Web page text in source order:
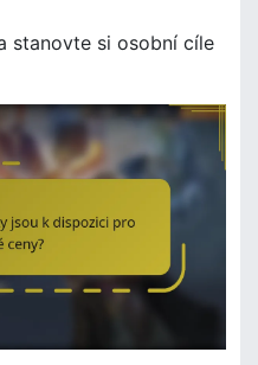
stanovte si osobní cíle